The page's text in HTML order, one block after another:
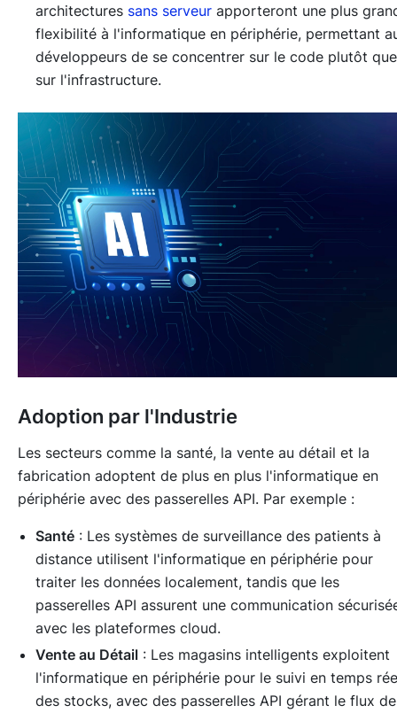
architectures sans serveur apporteront une plus
flexibilité à l'informatique en périphérie, permettant
développeurs de se concentrer sur le code plutôt que
sur l'infrastructure.
Adoption par l'Industrie
Les secteurs comme la santé, la vente au détail et la
fabrication adoptent de plus en plus l'informatique en
périphérie avec des passerelles API. Par exemple :
Santé : Les systèmes de surveillance des patients à
distance utilisent l'informatique en périphérie pour
traiter les données localement, tandis que les
passerelles API assurent une communication
avec les plateformes cloud.
Vente au Détail : Les magasins intelligents exploitent
l'informatique en périphérie pour le suivi en temps
des stocks, avec des passerelles API gérant le flux de